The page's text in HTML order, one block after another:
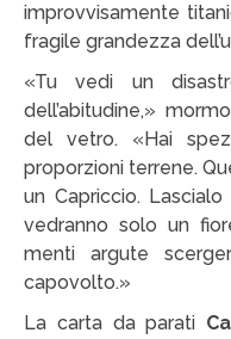
Anna Benotto
Elisa Talentino
Francesca
Giada Gunetti
Susanna Galfrè
Valentina
Fotografi
improvvisamente
fragile grandezza
«Tu vedi un
dell’abitudine,»
del vetro. «Hai
proporzioni terrene.
un Capriccio.
vedranno solo un
menti argute
capovolto.»
La carta da parati